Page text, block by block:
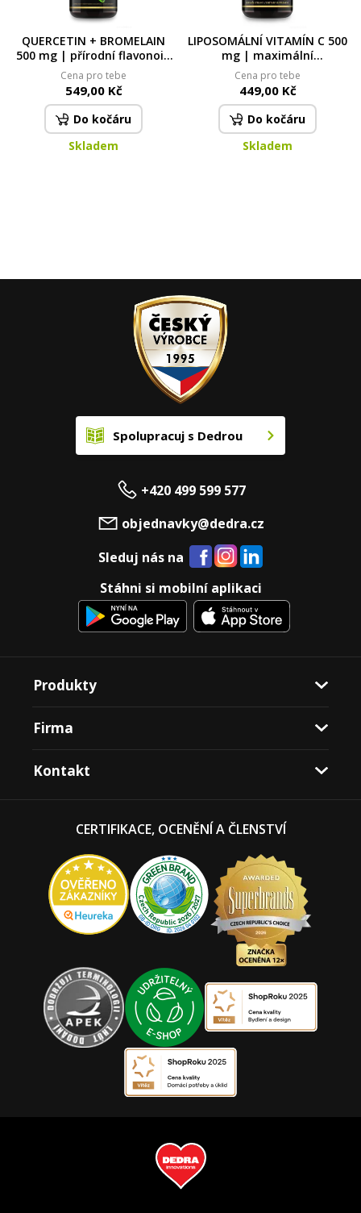
QUERCETIN + BROMELAIN
500 mg | přírodní flavonoid
& enzym z ananasu |
imunita, regenerace &
vitalita | 90 kapslí
Cena pro tebe
549,00 Kč
Do kočáru
Skladem
LIPOSOMÁLNÍ VITAMÍN C 500
mg | maximální
vstřebatelnost, imunita &
vitalita | 60 kapslí
Cena pro tebe
449,00 Kč
Do kočáru
Skladem
Spolupracuj s Dedrou
+420 499 599 577
objednavky@dedra.cz
Sleduj nás na
Stáhni si mobilní aplikaci
Produkty
Firma
Kontakt
CERTIFIKACE, OCENĚNÍ A ČLENSTVÍ